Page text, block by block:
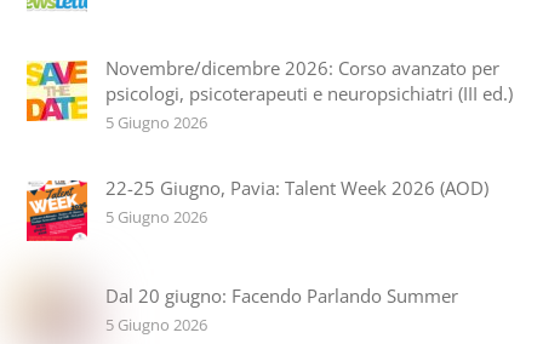
Novembre/dicembre 2026: Corso avanzato per
psicologi, psicoterapeuti e neuropsichiatri (III ed.)
5 Giugno 2026
22-25 Giugno, Pavia: Talent Week 2026 (AOD)
5 Giugno 2026
Dal 20 giugno: Facendo Parlando Summer
5 Giugno 2026